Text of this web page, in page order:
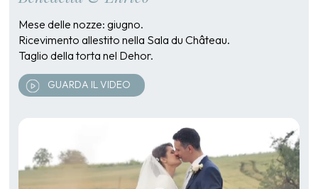
Mese delle nozze: giugno.
Ricevimento allestito nella Sala du Château.
Taglio della torta nel Dehor.
GUARDA IL VIDEO